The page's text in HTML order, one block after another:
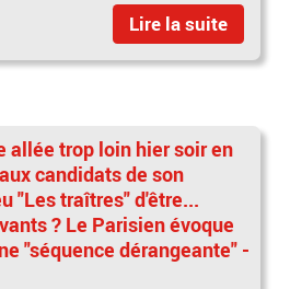
Lire la suite
allée trop loin hier soir en
candidats de son
"Les traîtres" d'être...
? Le Parisien évoque
"séquence dérangeante" -